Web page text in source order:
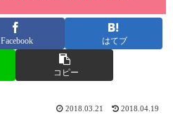
Facebook はてブ
コピー
2018.03.21 2018.04.19